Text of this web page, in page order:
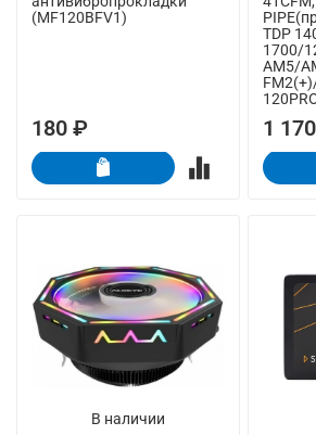
(MF120BFV1)
180 ₽
TDP
1700/
AM5/
1
В наличии